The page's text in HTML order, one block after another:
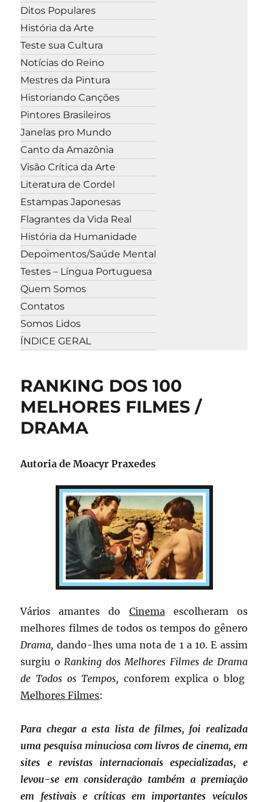
Ditos Populares
História da Arte
Teste sua Cultura
Notícias do Reino
Mestres da Pintura
Historiando Canções
Pintores Brasileiros
Janelas pro Mundo
Canto da Amazônia
Visão Crítica da Arte
Literatura de Cordel
Estampas Japonesas
Flagrantes da Vida Real
História da Humanidade
Depoimentos/Saúde Mental
Testes – Língua Portuguesa
Quem Somos
Contatos
Somos Lidos
ÍNDICE GERAL
RANKING DOS 100
MELHORES FILMES /
DRAMA
Autoria de Moacyr Praxedes
Vários amantes do Cinemaescolheram os
melhores filmes de todos os tempos do gênero
Drama, dando-lhes uma nota de 1 a 10. E assim
surgiu oRanking dos Melhores Filmesde Drama
de Todos os Tempos, conforem explica o blog
Melhores Filmes:
Para chegar a esta lista de filmes, foi realizada
uma pesquisa minuciosa com livros de cinema, em
sites e revistas internacionais especializadas, e
levou-se em consideração também a premiação
em festivais e críticas em importantes veículos